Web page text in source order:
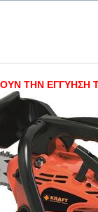
ΤΗΝ ΕΓΓΥΗΣΗ